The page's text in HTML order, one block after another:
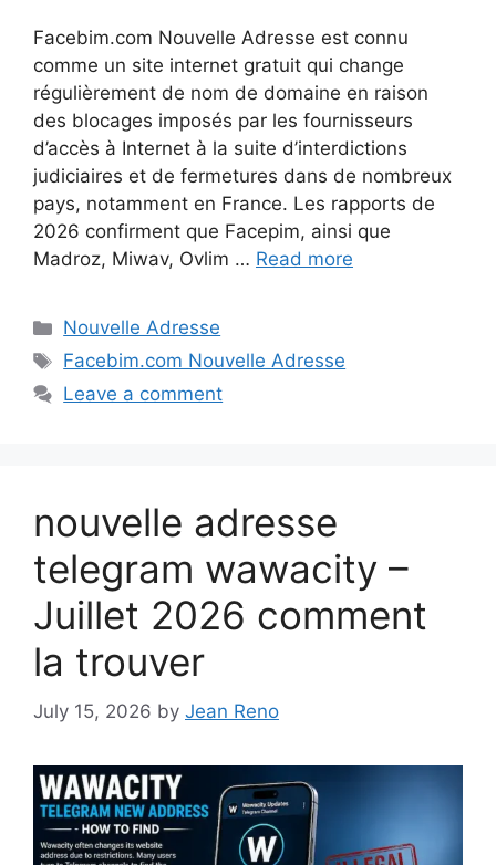
Facebim.com Nouvelle Adresse est connu
comme un site internet gratuit qui change
régulièrement de nom de domaine en raison
des blocages imposés par les fournisseurs
d’accès à Internet à la suite d’interdictions
judiciaires et de fermetures dans de nombreux
pays, notamment en France. Les rapports de
2026 confirment que Facepim, ainsi que
Madroz, Miwav, Ovlim … Read more
Categories
Nouvelle Adresse
Tags
Facebim.com Nouvelle Adresse
Leave a comment
nouvelle adresse
telegram wawacity –
Juillet 2026 comment
la trouver
July 15, 2026 by Jean Reno